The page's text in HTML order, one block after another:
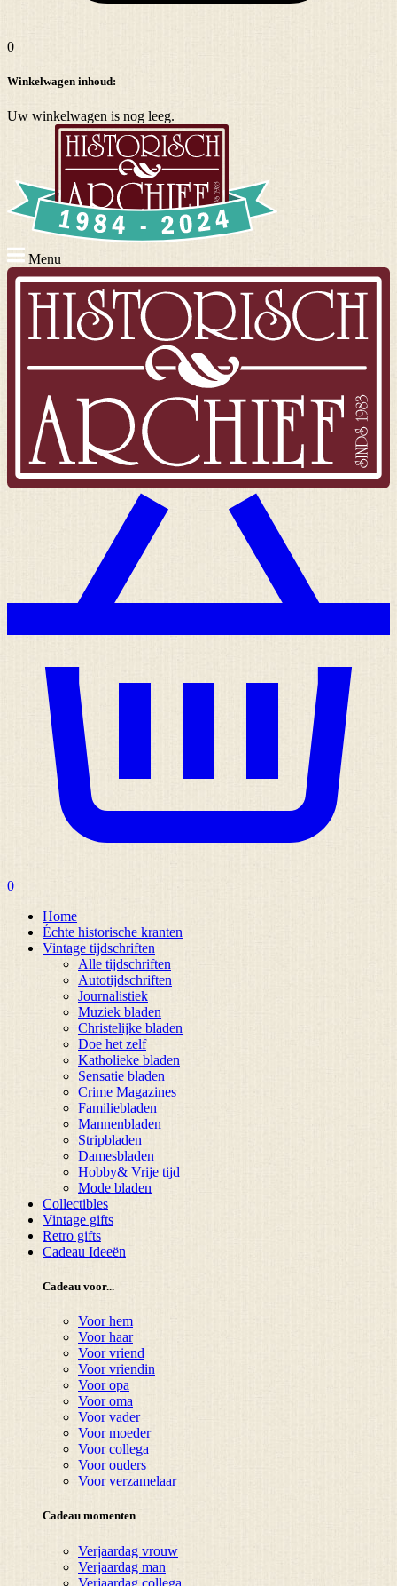
0
Winkelwagen inhoud:
Uw winkelwagen is nog leeg.
Menu
0
Home
Échte historische kranten
Vintage tijdschriften
Alle tijdschriften
Autotijdschriften
Journalistiek
Muziek bladen
Christelijke bladen
Doe het zelf
Katholieke bladen
Sensatie bladen
Crime Magazines
Familiebladen
Mannenbladen
Stripbladen
Damesbladen
Hobby& Vrije tijd
Mode bladen
Collectibles
Vintage gifts
Retro gifts
Cadeau Ideeën
Cadeau voor...
Voor hem
Voor haar
Voor vriend
Voor vriendin
Voor opa
Voor oma
Voor vader
Voor moeder
Voor collega
Voor ouders
Voor verzamelaar
Cadeau momenten
Verjaardag vrouw
Verjaardag man
Verjaardag collega